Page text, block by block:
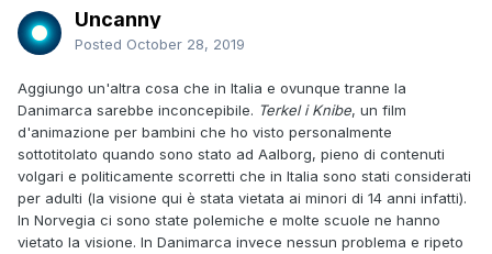
Uncanny
Posted October 28, 2019
Aggiungo un'altra cosa che in Italia e ovunque tranne la
Danimarca sarebbe inconcepibile. Terkel i Knibe, un film
d'animazione per bambini che ho visto personalmente
sottotitolato quando sono stato ad Aalborg, pieno di contenuti
volgari e politicamente scorretti che in Italia sono stati considerati
per adulti (la visione qui è stata vietata ai minori di 14 anni infatti).
In Norvegia ci sono state polemiche e molte scuole ne hanno
vietato la visione. In Danimarca invece nessun problema e ripeto